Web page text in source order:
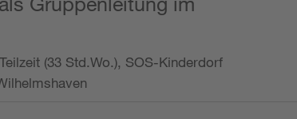
(33 Std.Wo.), SOS-Kinderdorf